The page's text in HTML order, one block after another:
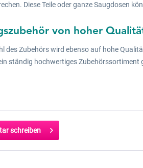
Diese Teile oder ganze Saugdosen
von hoher
des Zubehörs wird ebenso auf hohe
ständig hochwertiges Zubehörssortiment
schreiben